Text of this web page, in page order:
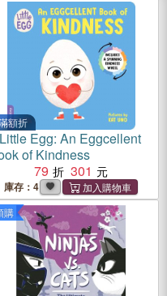
額折
Little Egg: An Eggcellent
of Kindness
79
301
庫存：4
購